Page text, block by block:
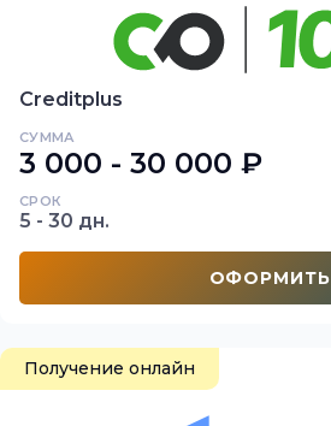
Creditplus
СУММА
3 000 - 30 000 ₽
СРОК
5 - 30 дн.
ОФОРМИТЬ
Получение онлайн